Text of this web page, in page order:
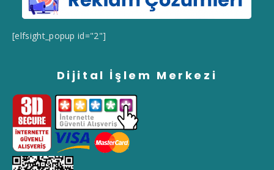
[elfsight_popup id="2"]
Dijital İşlem Merkezi